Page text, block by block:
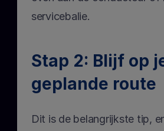
servicebalie.
Stap 2: Blijf op
geplande route
Dit is de belangrijkste tip,